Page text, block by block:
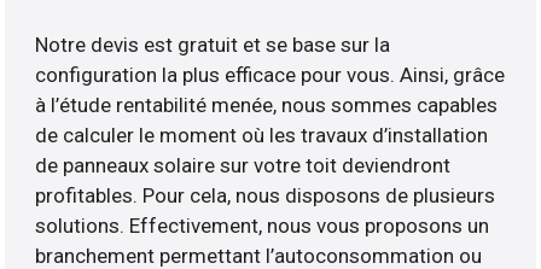
Notre devis est gratuit et se base sur la
configuration la plus efficace pour vous. Ainsi, grâce
à l’étude rentabilité menée, nous sommes capables
de calculer le moment où les travaux d’installation
de panneaux solaire sur votre toit deviendront
profitables. Pour cela, nous disposons de plusieurs
solutions. Effectivement, nous vous proposons un
branchement permettant l’autoconsommation ou